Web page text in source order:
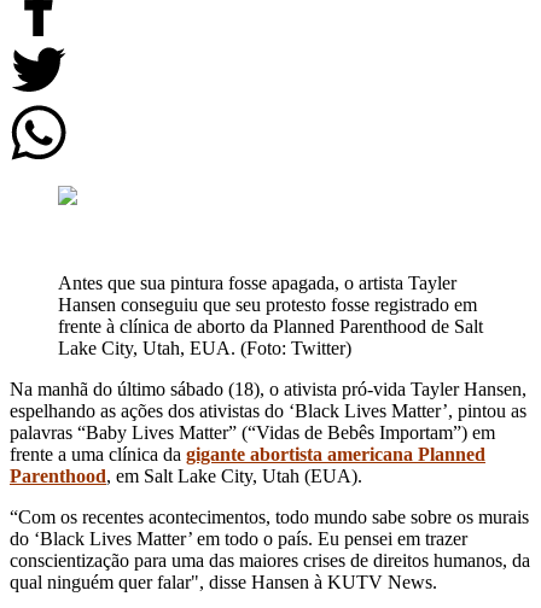
Antes que sua pintura fosse apagada, o artista Tayler
Hansen conseguiu que seu protesto fosse registrado em
frente à clínica de aborto da Planned Parenthood de Salt
Lake City, Utah, EUA. (Foto: Twitter)
Na manhã do último sábado (18), o ativista pró-vida Tayler Hansen,
espelhando as ações dos ativistas do ‘Black Lives Matter’, pintou as
palavras “Baby Lives Matter” (“Vidas de Bebês Importam”) em
frente a uma clínica da gigante abortista americana Planned
Parenthood, em Salt Lake City, Utah (EUA).
“Com os recentes acontecimentos, todo mundo sabe sobre os murais
do ‘Black Lives Matter’ em todo o país. Eu pensei em trazer
conscientização para uma das maiores crises de direitos humanos, da
qual ninguém quer falar", disse Hansen à KUTV News.